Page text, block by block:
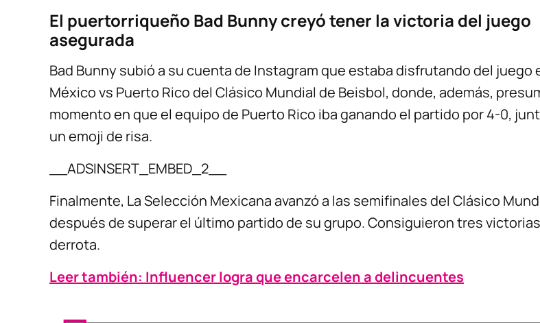
El puertorriqueño Bad Bunny creyó tener la victoria del juego
asegurada
Bad Bunny subió a su cuenta de Instagram que estaba disfrutando del juego
México vs Puerto Rico del Clásico Mundial de Beisbol, donde, además,
momento en que el equipo de Puerto Rico iba ganando el partido por 4-0,
un emoji de risa.
__ADSINSERT_EMBED_2__
Finalmente, La Selección Mexicana avanzó a las semifinales del Clásico
después de superar el último partido de su grupo. Consiguieron tres
derrota.
Leer también: Influencer logra que encarcelen a delincuentes